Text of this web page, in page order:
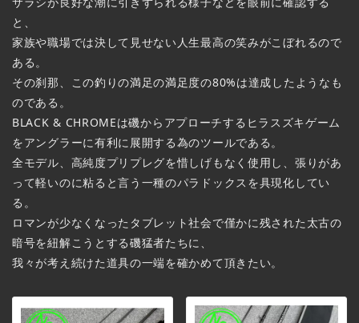
と、
家族や職場では決して見せない人生最高の笑みがこぼれるので
ある。
その刹那、この釣りの満足の満足度の80%は達成したようなも
のである。
BLACK & CHROMEは磯からアプローチするヒラスズキゲーム
をアングラーに有利に展開する為のツールである。
全モデル、高純度プリプレグを惜しげもなく使用し、張りがあ
って軽いのに粘ると言う一種のパラドックスを具現化してい
る。
ロマンが少なくなったタブレット社会で僅かに残された太古の
暗号を紐解こうとする磯猛者たちに、
我々が考え続けた道具の一端を確かめて頂きたい。